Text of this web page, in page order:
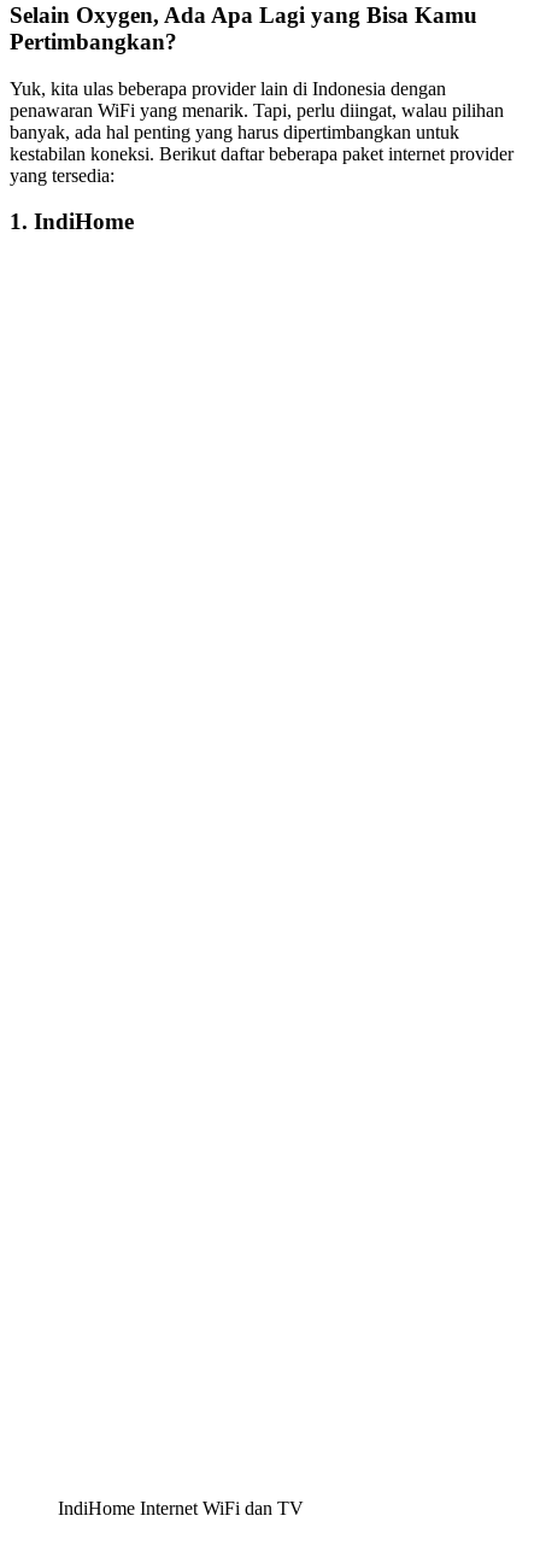
Selain Oxygen, Ada Apa Lagi yang Bisa Kamu
Pertimbangkan?
Yuk, kita ulas beberapa provider lain di Indonesia dengan
penawaran WiFi yang menarik. Tapi, perlu diingat, walau pilihan
banyak, ada hal penting yang harus dipertimbangkan untuk
kestabilan koneksi. Berikut daftar beberapa paket internet provider
yang tersedia:
1. IndiHome
IndiHome Internet WiFi dan TV